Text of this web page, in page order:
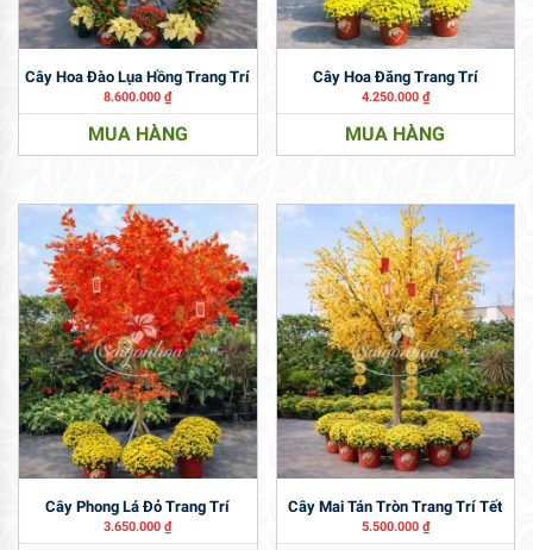
Cây Hoa Đào Lụa Hồng Trang Trí
8.600.000₫
MUA HÀNG
Cây Hoa Đăng Trang Trí
4.250.000 ₫
MUA HÀNG
Cây Phong Lá Đỏ Trang Trí
3.650.000₫
Cây Mai Tán Tròn Trang Trí Tết
5.500.000 ₫